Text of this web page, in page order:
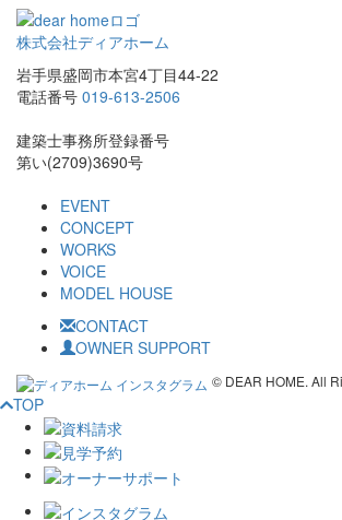
株式会社ディアホーム
岩手県盛岡市本宮4丁目44-22
電話番号 019-613-2506
建築士事務所登録番号
第い(2709)3690号
EVENT
CONCEPT
WORKS
VOICE
MODEL HOUSE
CONTACT
OWNER SUPPORT
© DEAR HOME. All
TOP